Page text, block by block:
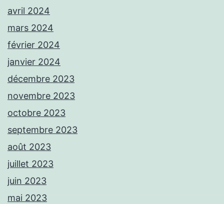
avril 2024
mars 2024
février 2024
janvier 2024
décembre 2023
novembre 2023
octobre 2023
septembre 2023
août 2023
juillet 2023
juin 2023
mai 2023